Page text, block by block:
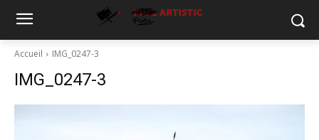
Accueil IMG_0247-3
IMG_0247-3